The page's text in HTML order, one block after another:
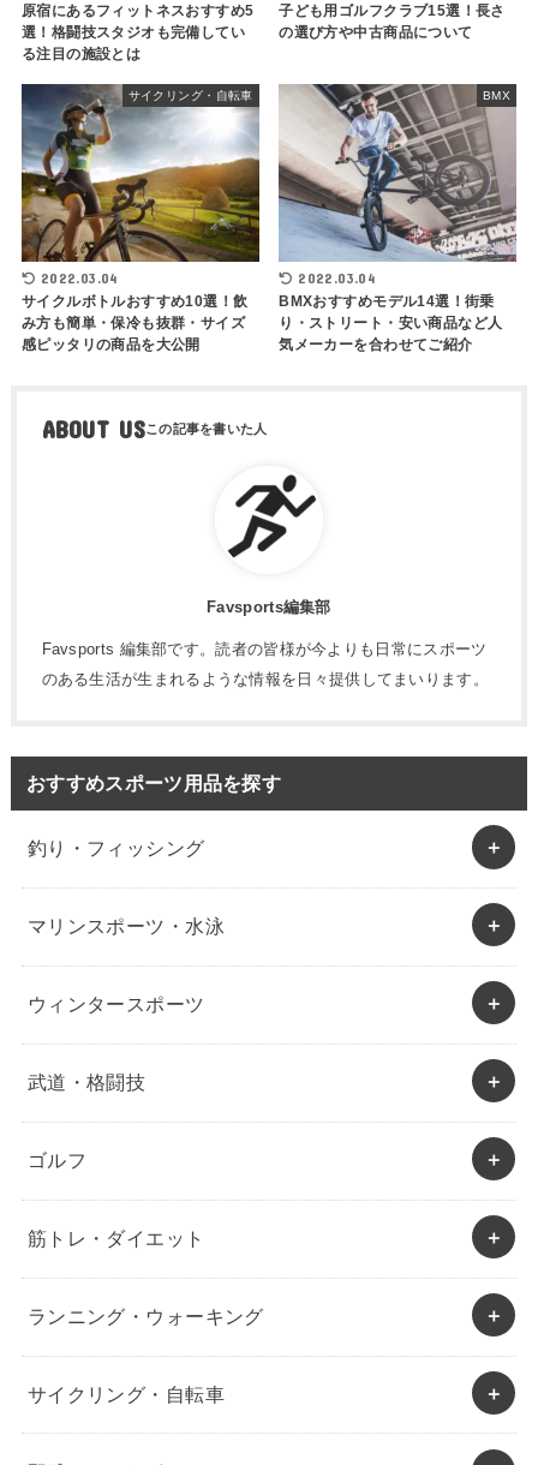
原宿にあるフィットネスおすすめ5
選！格闘技スタジオも完備してい
る注目の施設とは
子ども用ゴルフクラブ15選！長さ
の選び方や中古商品について
サイクリング・自転車
2022.03.04
サイクルボトルおすすめ10選！飲
み方も簡単・保冷も抜群・サイズ
感ピッタリの商品を大公開
BMX
2022.03.04
BMXおすすめモデル14選！街乗
り・ストリート・安い商品など人
気メーカーを合わせてご紹介
ABOUT US
Favsports編集部
Favsports 編集部です。読者の皆様が今よりも日常にスポーツ
のある生活が生まれるような情報を日々提供してまいります。
おすすめスポーツ用品を探す
釣り・フィッシング
マリンスポーツ・水泳
ウィンタースポーツ
武道・格闘技
ゴルフ
筋トレ・ダイエット
ランニング・ウォーキング
サイクリング・自転車